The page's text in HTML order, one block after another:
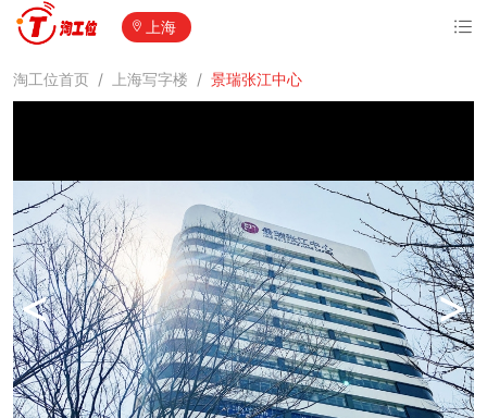
上海
淘工位首页 / 上海写字楼 / 景瑞张江中心
< >